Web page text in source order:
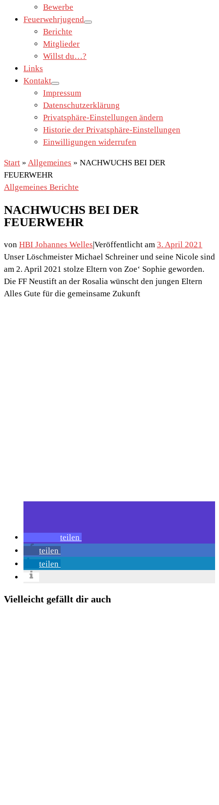
Bewerbe
Feuerwehrjugend
Berichte
Mitglieder
Willst du…?
Links
Kontakt
Impressum
Datenschutzerklärung
Privatsphäre-Einstellungen ändern
Historie der Privatsphäre-Einstellungen
Einwilligungen widerrufen
Start » Allgemeines » NACHWUCHS BEI DER
FEUERWEHR
Allgemeines Berichte
NACHWUCHS BEI DER
FEUERWEHR
von HBI Johannes Welles|Veröffentlicht am 3. April 2021
Unser Löschmeister Michael Schreiner und seine Nicole sind
am 2. April 2021 stolze Eltern von Zoe‘ Sophie geworden.
Die FF Neustift an der Rosalia wünscht den jungen Eltern
Alles Gute für die gemeinsame Zukunft
teilen
teilen
teilen
Vielleicht gefällt dir auch